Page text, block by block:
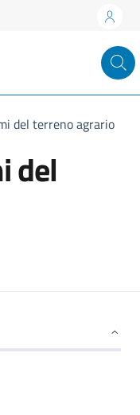
del terreno agrario
del